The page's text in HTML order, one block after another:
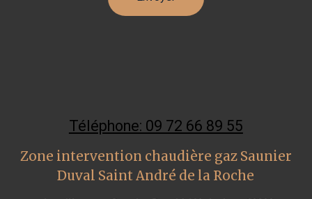
Téléphone: 09 72 66 89 55
Zone intervention chaudière gaz Saunier
Duval Saint André de la Roche